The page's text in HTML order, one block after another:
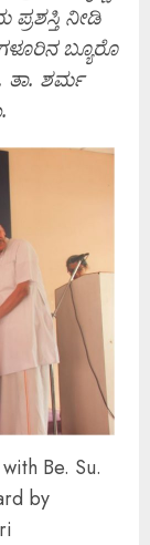
ನೀಡಿ
ಬ್ಯೂರೊ
ತಾ. ಶರ್ಮ
Be. Su.
by